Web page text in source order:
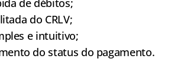
do CRLV;
e intuitivo;
do status do pagamento.